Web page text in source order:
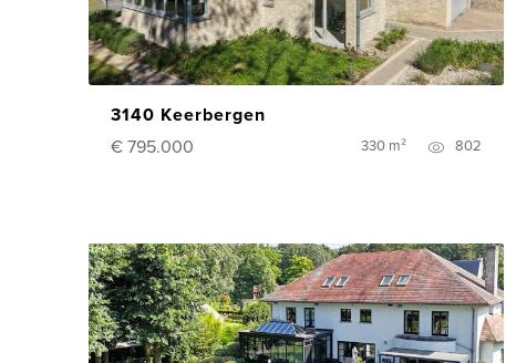
3140 Keerbergen
€ 795.000
330 m² 802